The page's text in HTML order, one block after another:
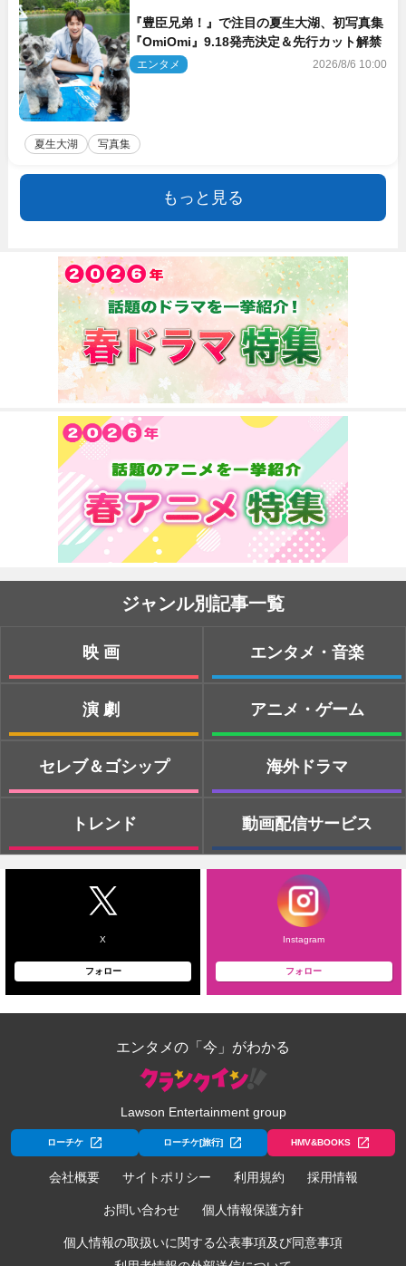
『豊臣兄弟！』で注目の夏生大湖、初写真集
『OmiOmi』9.18発売決定＆先行カット解禁
エンタメ 2026/8/6 10:00
夏生大湖 写真集
もっと見る
ジャンル別記事一覧
映画
演劇
セレブ＆ゴシップ
トレンド
エンタメ・音楽
アニメ・ゲーム
海外ドラマ
動画配信サービス
X
フォロー
Instagram
フォロー
エンタメの「今」がわかる
Lawson Entertainment group
ローチケ ローチケ[旅行] HMV&BOOKS
会社概要 サイトポリシー 利用規約 採用情報
お問い合わせ 個人情報保護方針
個人情報の取扱いに関する公表事項及び同意事項